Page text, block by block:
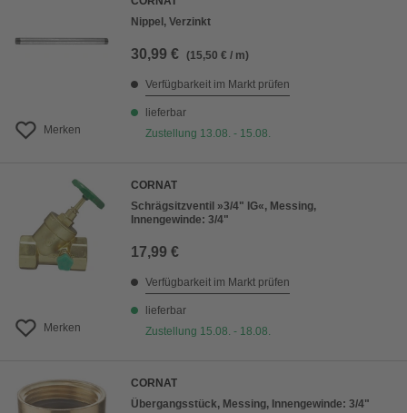
Merken
Nippel, Verzinkt
30,99 € (15,50 € / m)
Verfügbarkeit im Markt prüfen
lieferbar
Zustellung 13.08. - 15.08.
Merken
CORNAT
Schrägsitzventil »3/4" IG«, Messing,
Innengewinde: 3/4"
17,99 €
Verfügbarkeit im Markt prüfen
lieferbar
Zustellung 15.08. - 18.08.
CORNAT
Übergangsstück, Messing, Innengewinde: 3/4"